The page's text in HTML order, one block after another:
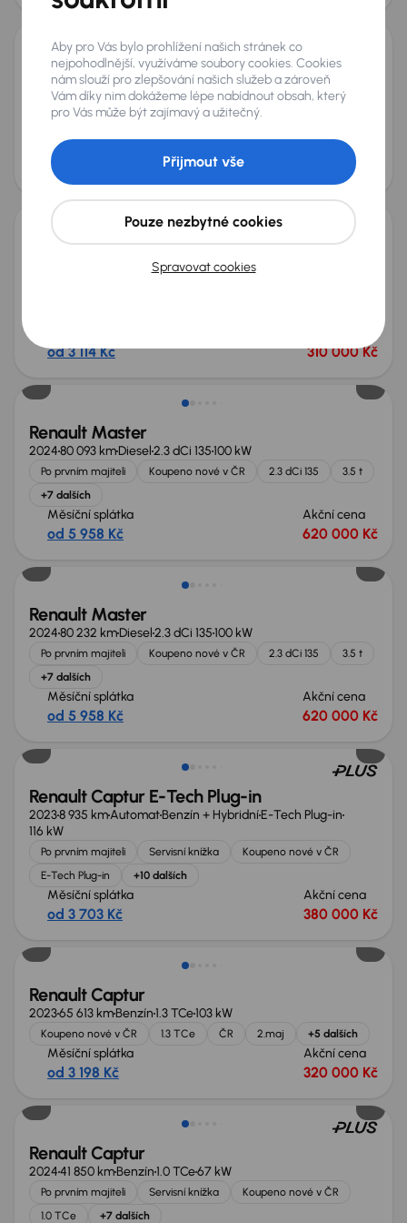
Renault Captur
20243 217 km Benzín1.0 TCe 67 kW
Servisní knížka Koupeno nové v ČR 1.0 TCe
Měsíční splátka
od 3 788 Kč
Akční cena
390 000 Kč
Nově v nabídce
Renault Captur
1.0 TCe67 kW
od 3 114 Kč 310 000 Kč
Nově v nabídce
Renault Master
202480 093 kmDiesel2.3 dCi 135100 kW
Po prvním majiteli Koupeno nové v ČR 2.3 dCi 135
3.5 t
+7 dalších
Měsíční splátka
od 5 958 Kč
Akční cena
620 000 Kč
Nově v nabídce
Renault Master
202480 232 kmDiesel2.3 dCi 135100 kW
Po prvním majiteli Koupeno nové v ČR 2.3 dCi 135
3.5 t
+7 dalších
Měsíční splátka
od 5 958 Kč
Akční cena
620 000 Kč
Nově v nabídce
Renault Captur E-Tech Plug-in
20238 935 kmAutomatBenzín + HybridníE-Tech Plug-in
116 kW
Po prvním majiteli Servisní knížka
Koupeno nové v ČR
E-Tech Plug-in
+10 dalších
Měsíční splátka
od 3 703 Kč
Akční cena
380 000 Kč
Nově v nabídce
Renault Captur
202365 613 kmBenzín1.3 TCe103 kW
Koupeno nové v ČR 1.3 TCe ČR 2.maj +5 dalších
Měsíční splátka
od 3 198 Kč
Akční cena
320 000 Kč
Nově v nabídce
Renault Captur
202441 850 kmBenzín1.0 TCe67 kW
Po prvním majiteli Servisní knížka
Koupeno nové v ČR
1.0 TCe
+7 dalších
Aby pro Vás bylo prohlížení našich stránek co
nejpohodlnější, využíváme soubory cookies. Cookies
nám slouží pro zlepšování našich služeb a zároveň
Vám díky nim dokážeme lépe nabídnout obsah, který
pro Vás může být zajímavý a užitečný.
Spravovat cookies
Pouze nezbytné cookies
Přijmout vše